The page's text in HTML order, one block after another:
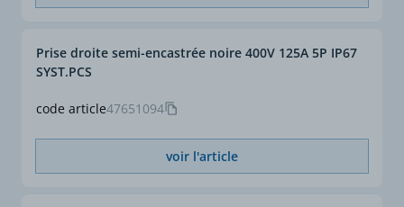
code article47651094
Prise droite semi-encastrée noire 400V 125A 5P IP67
SYST.PCS
voir l'article